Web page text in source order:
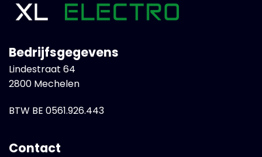
Bedrijfsgegevens
Lindestraat 64
2800 Mechelen
BTW BE 0561.926.443
Contact